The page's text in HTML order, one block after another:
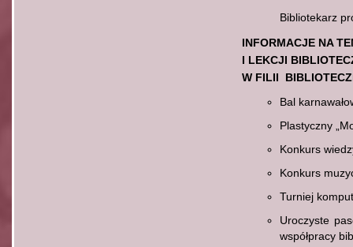
Bibliotekarz
INFORMACJE NA
I LEKCJI
W FILII
Bal
Plastyczny
Konkurs
Konkurs
Turniej
Uroczyste
współpracy